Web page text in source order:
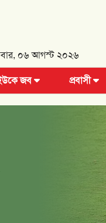
০৬ আগস্ট ২০২৬
জব প্রবাসী